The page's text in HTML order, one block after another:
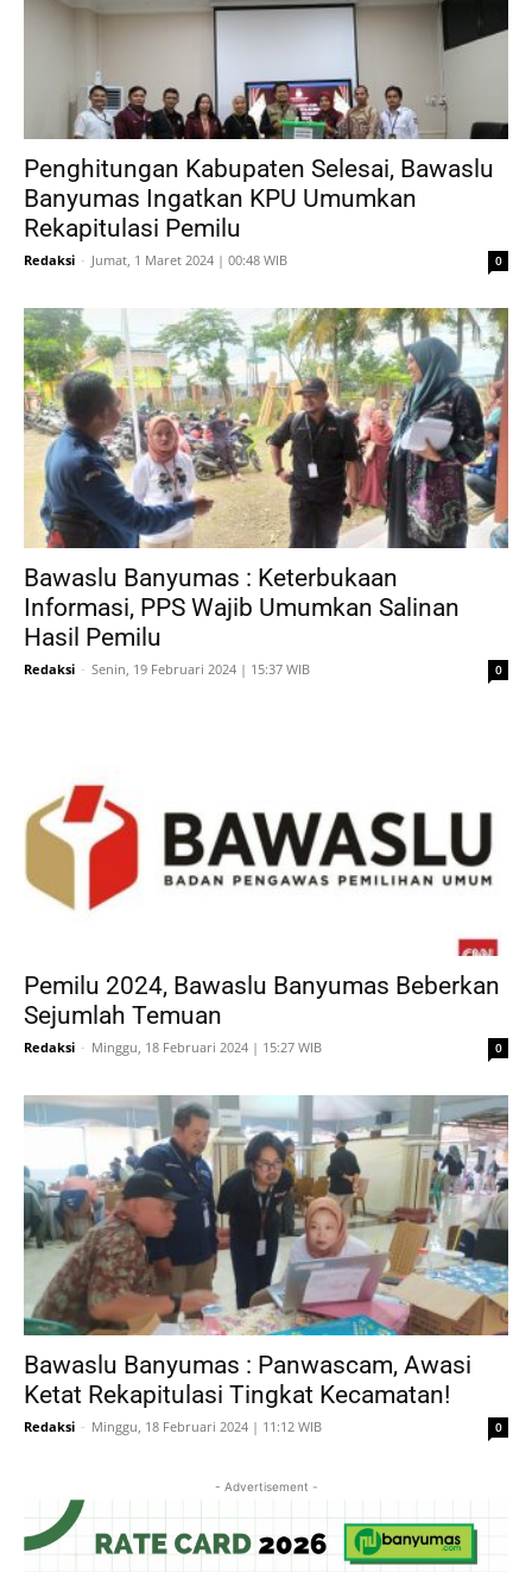
Penghitungan Kabupaten Selesai, Bawaslu
Banyumas Ingatkan KPU Umumkan
Rekapitulasi Pemilu
Redaksi - Jumat, 1 Maret 2024 | 00:48 WIB 0
Bawaslu Banyumas : Keterbukaan
Informasi, PPS Wajib Umumkan Salinan
Hasil Pemilu
Redaksi - Senin, 19 Februari 2024 | 15:37 WIB 0
Pemilu 2024, Bawaslu Banyumas Beberkan
Sejumlah Temuan
Redaksi - Minggu, 18 Februari 2024 | 15:27 WIB 0
Bawaslu Banyumas : Panwascam, Awasi
Ketat Rekapitulasi Tingkat Kecamatan!
Redaksi - Minggu, 18 Februari 2024 | 11:12 WIB 0
- Advertisement -